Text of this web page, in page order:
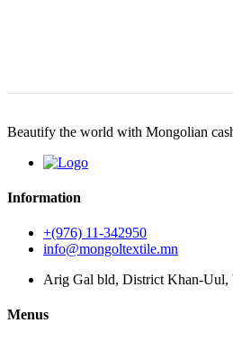
Beautify the world with Mongolian
Information
+(976) 11-342950
info@mongoltextile.mn
Arig Gal bld, District Khan-Uul,
Menus